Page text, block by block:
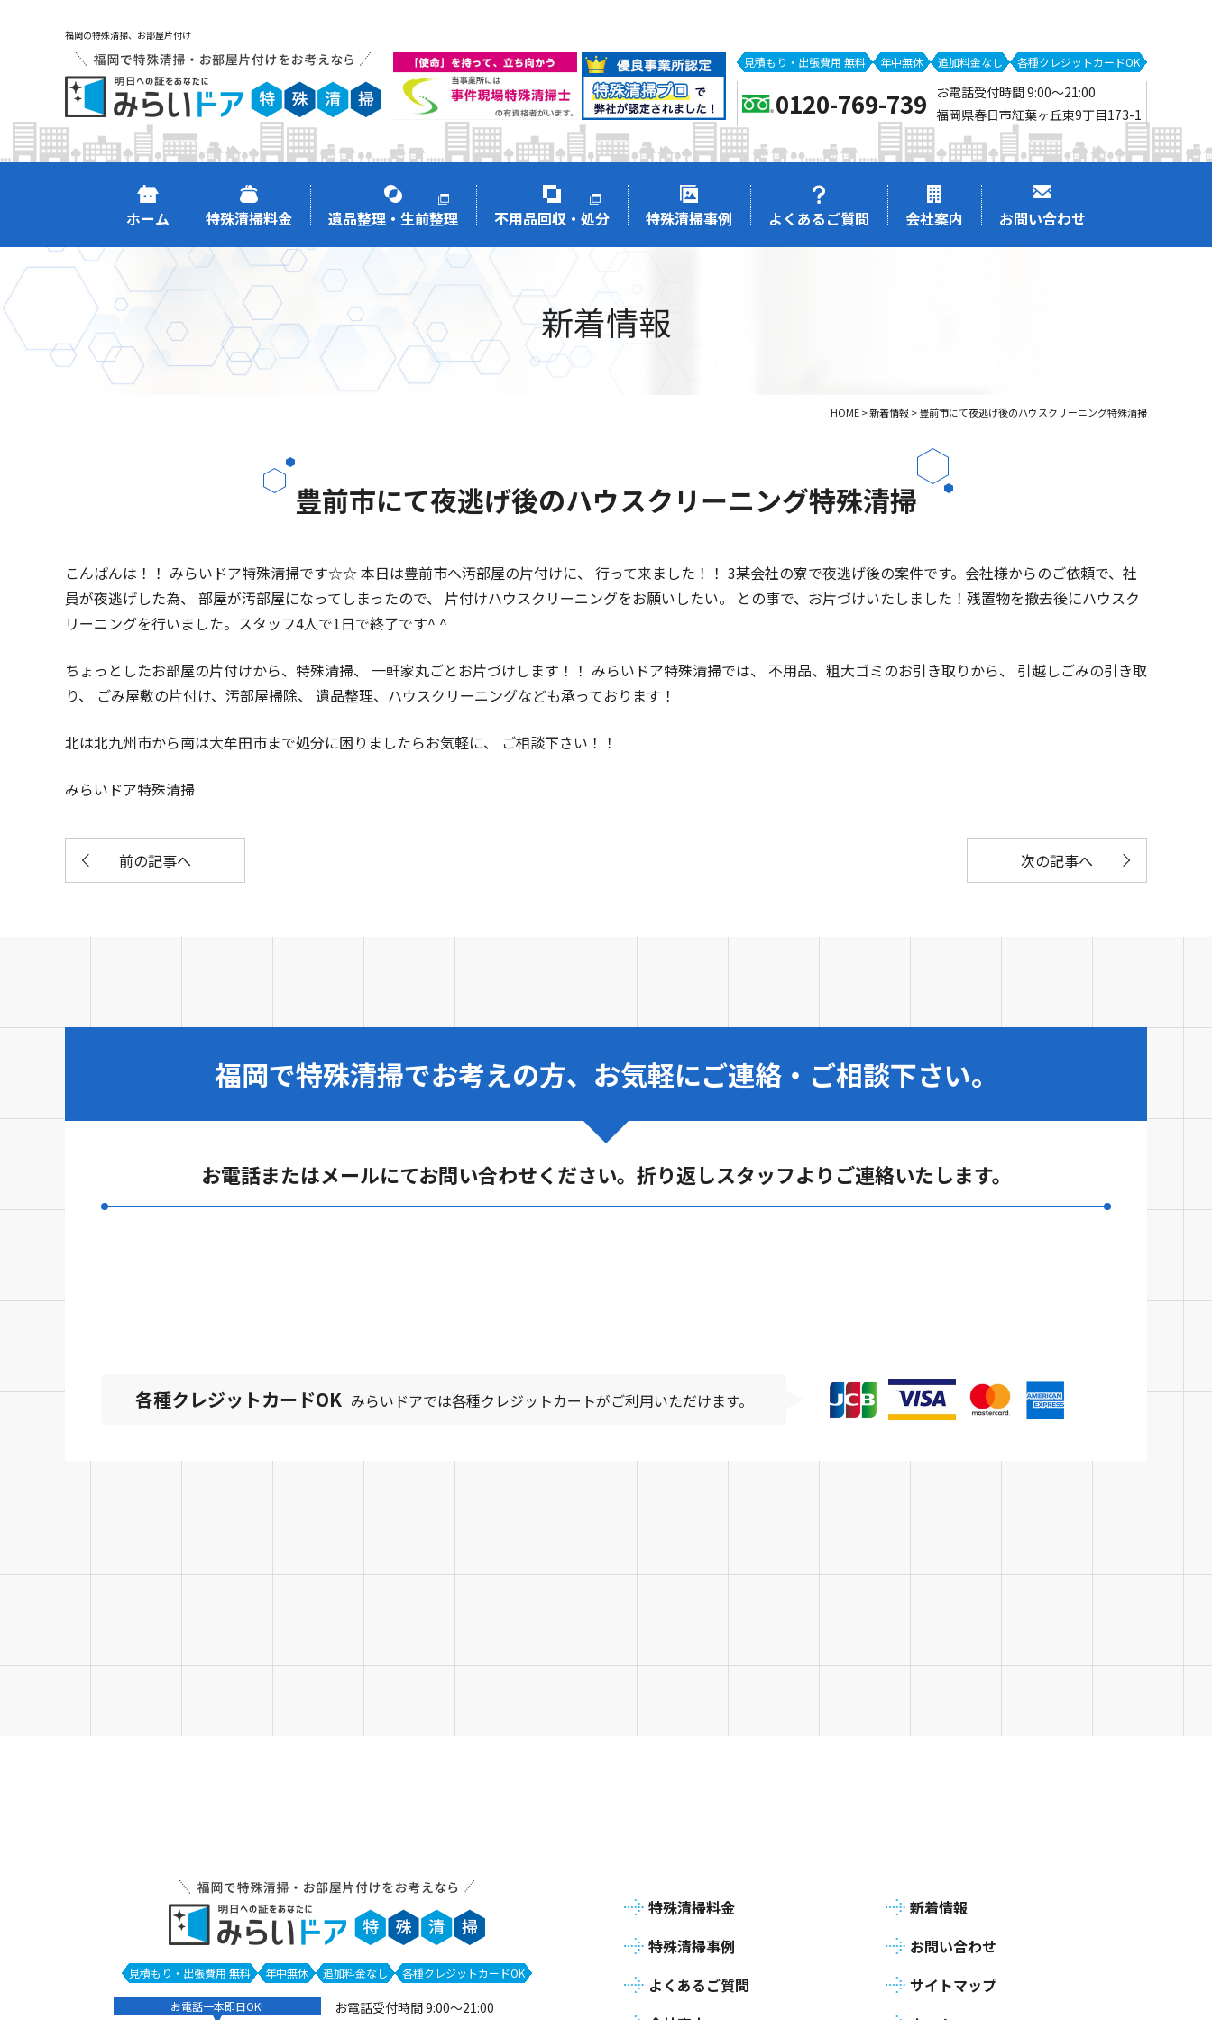
福岡の特殊清掃、お部屋片付け
見積もり・出張費用 無料 年中無休 追加料金なし 各種クレジットカードOK
0120-769-739
お電話受付時間 9:00～21:00
福岡県春日市紅葉ヶ丘東9丁目173-1
ホーム 特殊清掃料金 遺品整理・生前整理 不用品回収・処分 特殊清掃事例 よくあるご質問 会社案内 お問い合わせ
新着情報
HOME>新着情報>豊前市にて夜逃げ後のハウスクリーニング特殊清掃
豊前市にて夜逃げ後のハウスクリーニング特殊清掃
こんばんは！！ みらいドア特殊清掃です☆☆ 本日は豊前市へ汚部屋の片付けに、 行って来ました！！ 3某会社の寮で夜逃げ後の案件です。会社様からのご依頼で、社
員が夜逃げした為、 部屋が汚部屋になってしまったので、 片付けハウスクリーニングをお願いしたい。 との事で、お片づけいたしました！残置物を撤去後にハウスク
リーニングを行いました。スタッフ4人で1日で終了です^ ^
ちょっとしたお部屋の片付けから、特殊清掃、 一軒家丸ごとお片づけします！！ みらいドア特殊清掃では、 不用品、粗大ゴミのお引き取りから、 引越しごみの引き取
り、 ごみ屋敷の片付け、汚部屋掃除、 遺品整理、ハウスクリーニングなども承っております！
北は北九州市から南は大牟田市まで処分に困りましたらお気軽に、 ご相談下さい！！
みらいドア特殊清掃
前の記事へ 次の記事へ
福岡で特殊清掃でお考えの方、お気軽にご連絡・ご相談下さい。
お電話またはメールにてお問い合わせください。折り返しスタッフよりご連絡いたします。
各種クレジットカードOK みらいドアでは各種クレジットカートがご利用いただけます。
見積もり・出張費用 無料 年中無休 追加料金なし 各種クレジットカードOK
お電話一本即日OK! お電話受付時間 9:00～21:00
特殊清掃料金
特殊清掃事例
よくあるご質問
新着情報
お問い合わせ
サイトマップ